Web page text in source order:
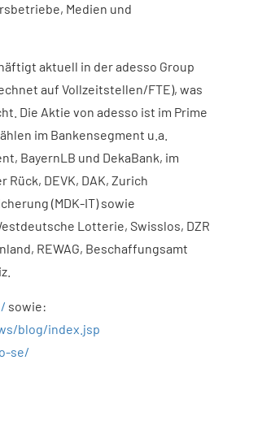
Medien und
aktuell in der adesso Group
auf Vollzeitstellen/FTE), was
Die Aktie von adesso ist im Prime
im Bankensegment u.a.
BayernLB und DekaBank, im
DEVK, DAK, Zurich
(MDK-IT) sowie
Lotterie, Swisslos, DZR
REWAG, Beschaffungsamt
sowie:
blog/index.jsp
se/